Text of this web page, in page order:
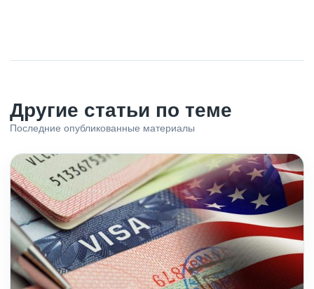
Другие статьи по теме
Последние опубликованные материалы